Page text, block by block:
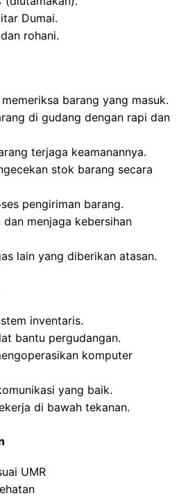
Dumai.
rohani.
barang yang masuk.
di gudang dengan rapi dan
terjaga keamanannya.
stok barang secara
pengiriman barang.
dan menjaga kebersihan
lain yang diberikan atasan.
inventaris.
bantu pergudangan.
komputer
yang baik.
di bawah tekanan.
UMR